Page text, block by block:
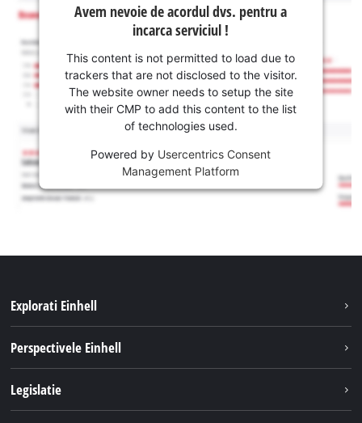
Avem nevoie de acordul dvs. pentru a
incarca serviciul !
This content is not permitted to load due to
trackers that are not disclosed to the visitor.
The website owner needs to setup the site
with their CMP to add this content to the list
of technologies used.
Powered by Usercentrics Consent
Management Platform
Explorati Einhell
Sistemul de acumulatori
Perspectivele Einhell
Legislatie